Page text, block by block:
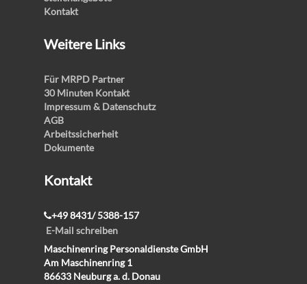
Kontakt
Weitere Links
Für MRPD Partner
30 Minuten Kontakt
Impressum & Datenschutz
AGB
Arbeitssicherheit
Dokumente
Kontakt
+49 8431/ 5388-157
E-Mail schreiben
Maschinenring Personaldienste GmbH
Am Maschinenring 1
86633 Neuburg a. d. Donau